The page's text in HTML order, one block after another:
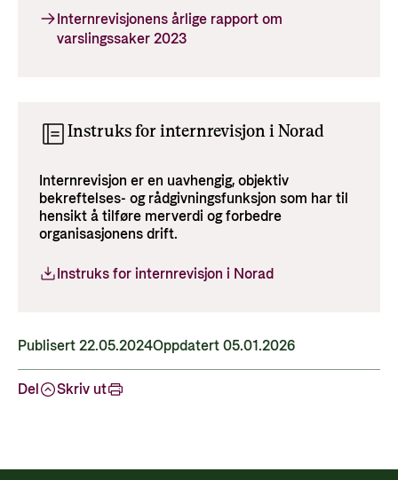
Internrevisjonens årlige rapport om
varslingssaker 2023
Instruks for internrevisjon i Norad
Internrevisjon er en uavhengig, objektiv
bekreftelses- og rådgivningsfunksjon som har til
hensikt å tilføre merverdi og forbedre
organisasjonens drift.
Instruks for internrevisjon i Norad
Publisert 22.05.2024Oppdatert 05.01.2026
Del Skriv ut